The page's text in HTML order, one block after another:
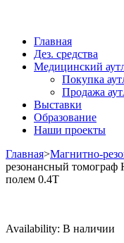
Главная
Дез. средства
Медицинский
Покупка
Продажа
Выставки
Образование
Наши проекты
Главная>Магнитно-
резонансный томограф
полем 0.4T
Availability: В наличии